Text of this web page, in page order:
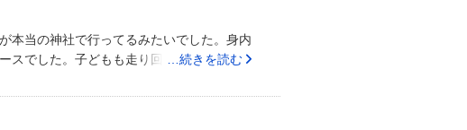
も素晴らしいです！親身に相談にのって
す！担当者はもちろんですがその他のス
無料なところ！持ち込みできるものは持ち
本当の神社で行ってるみたいでした。身内
スでした。子どもも走り回れるくらい広か
したが、フランス料理で日本人の口に合う
っていました。遠方からの出席者が多か
…続きを読む